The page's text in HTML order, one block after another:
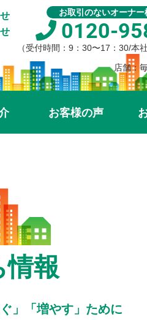
お取引のないオーナー
0120-
（受付時間：9：30〜17：30/本
店舗：
お客様の声
情報
」「増やす」ために